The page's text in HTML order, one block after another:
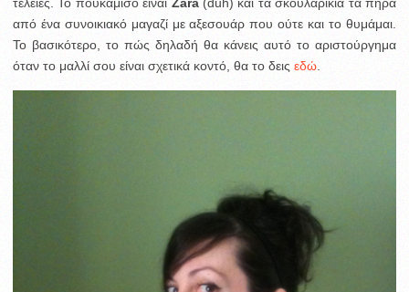
από ένα συνοικιακό μαγαζί με αξεσουάρ που ούτε και το θυμάμαι.
Το βασικότερο, το πώς δηλαδή θα κάνεις αυτό το αριστούργημα
όταν το μαλλί σου είναι σχετικά κοντό, θα το δεις εδώ